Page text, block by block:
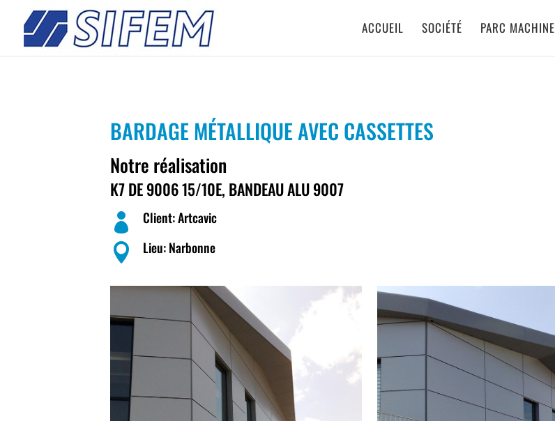
ACCUEIL SOCIÉTÉ PARC MACHINE
BARDAGE MÉTALLIQUE AVEC CASSETTES
Notre réalisation
K7 DE 9006 15/10E, BANDEAU ALU 9007

Client: Artcavic
 Lieu: Narbonne